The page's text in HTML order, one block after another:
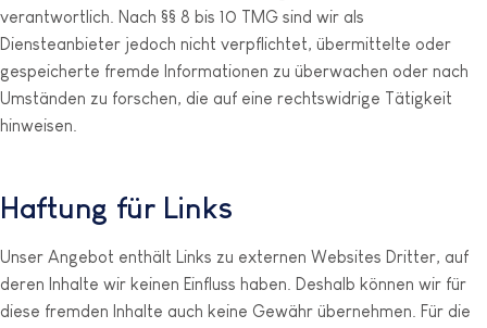
verantwortlich. Nach §§ 8 bis 10 TMG sind wir als
Diensteanbieter jedoch nicht verpflichtet, übermittelte oder
gespeicherte fremde Informationen zu überwachen oder nach
Umständen zu forschen, die auf eine rechtswidrige Tätigkeit
hinweisen.
Haftung für Links
Unser Angebot enthält Links zu externen Websites Dritter, auf
deren Inhalte wir keinen Einfluss haben. Deshalb können wir für
diese fremden Inhalte auch keine Gewähr übernehmen. Für die